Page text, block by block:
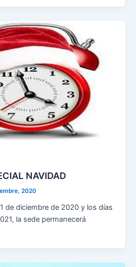
NAVIDAD
2020
de diciembre de 2020 y los días
la sede permanecerá